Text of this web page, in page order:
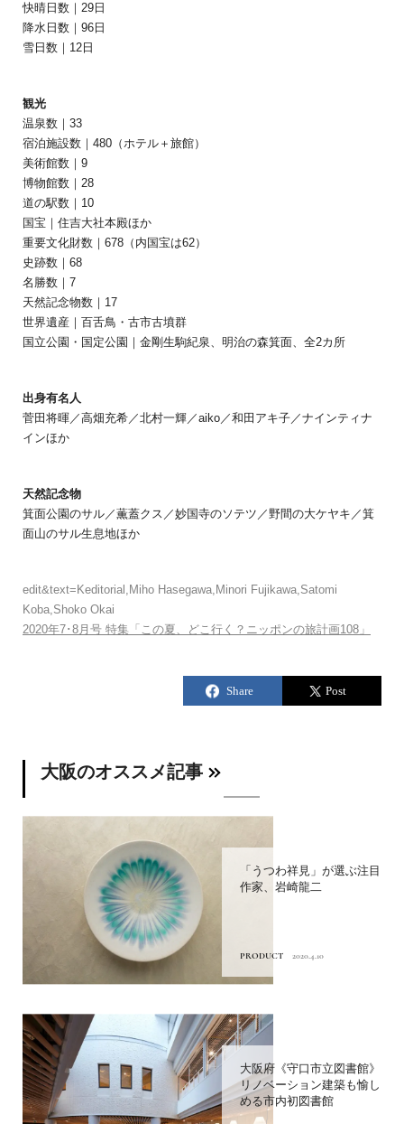
快晴日数｜29日
降水日数｜96日
雪日数｜12日
観光
温泉数｜33
宿泊施設数｜480（ホテル＋旅館）
美術館数｜9
博物館数｜28
道の駅数｜10
国宝｜住吉大社本殿ほか
重要文化財数｜678（内国宝は62）
史跡数｜68
名勝数｜7
天然記念物数｜17
世界遺産｜百舌鳥・古市古墳群
国立公園・国定公園｜金剛生駒紀泉、明治の森箕面、全2カ所
出身有名人
菅田将暉／高畑充希／北村一輝／aiko／和田アキ子／ナインティナ
インほか
天然記念物
箕面公園のサル／薫蓋クス／妙国寺のソテツ／野間の大ケヤキ／箕
面山のサル生息地ほか
edit&text=Keditorial,Miho Hasegawa,Minori Fujikawa,Satomi
Koba,Shoko Okai
2020年7･8月号 特集「この夏、どこ行く？ニッポンの旅計画108」
大阪のオススメ記事
「うつわ祥見」が選ぶ注目
作家、岩崎龍二
PRODUCT 2020.4.10
大阪府《守口市立図書館》
リノベーション建築も愉し
める市内初図書館